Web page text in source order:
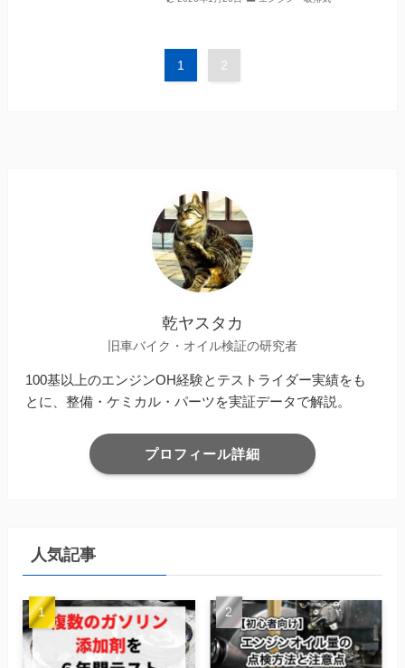
1 2
乾ヤスタカ
旧車バイク・オイル検証の研究者
100基以上のエンジンOH経験とテストライダー実績をも
とに、整備・ケミカル・パーツを実証データで解説。
プロフィール詳細
人気記事